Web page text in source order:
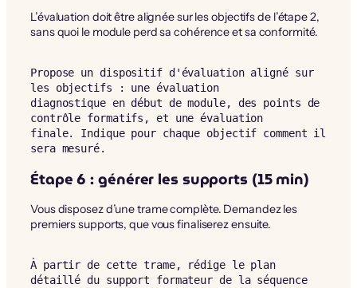
L’évaluation doit être alignée sur les objectifs de l’étape 2,
sans quoi le module perd sa cohérence et sa conformité.
Propose un dispositif d'évaluation aligné sur
les objectifs : une évaluation
diagnostique en début de module, des points de
contrôle formatifs, et une évaluation
finale. Indique pour chaque objectif comment il
sera mesuré.
Étape 6 : générer les supports (15 min)
Vous disposez d’une trame complète. Demandez les
premiers supports, que vous finaliserez ensuite.
À partir de cette trame, rédige le plan
détaillé du support formateur de la séquence